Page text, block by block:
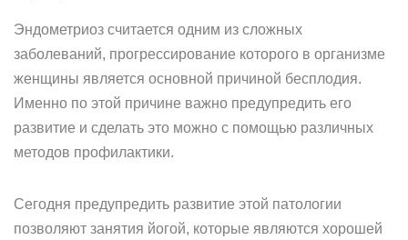
Эндометриоз считается одним из сложных
заболеваний, прогрессирование которого в организме
женщины является основной причиной бесплодия.
Именно по этой причине важно предупредить его
развитие и сделать это можно с помощью различных
методов профилактики.
Сегодня предупредить развитие этой патологии
позволяют занятия йогой, которые являются хорошей